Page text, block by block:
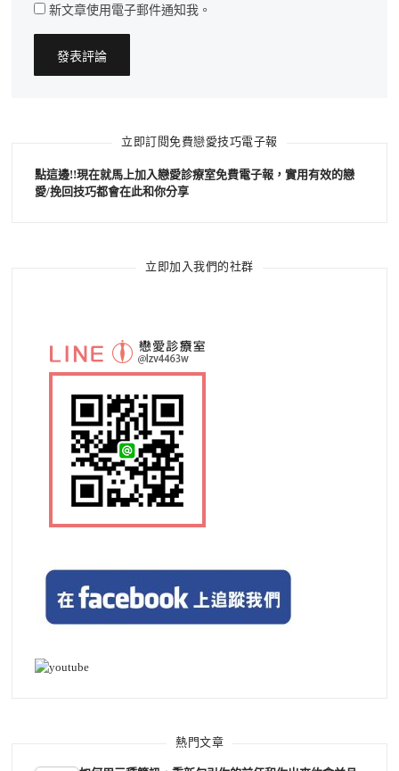
新文章使用電子郵件通知我。
立即訂閱免費戀愛技巧電子報
點這邊!!現在就馬上加入戀愛診療室免費電子報，實用有效的戀
愛/挽回技巧都會在此和你分享
立即加入我們的社群
熱門文章